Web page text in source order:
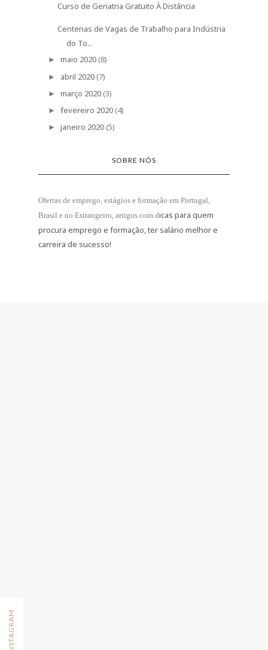
Curso de Geriatria Gratuito À Distância
Centenas de Vagas de Trabalho para Indústria
do To...
► maio 2020 (8)
► abril 2020 (7)
► março 2020 (3)
► fevereiro 2020 (4)
► janeiro 2020 (5)
SOBRE NÓS
Ofertas de emprego, estágios e formação em Portugal,
Brasil e no Estrangeiro, artigos com dicas para quem
procura emprego e formação, ter salário melhor e
carreira de sucesso!